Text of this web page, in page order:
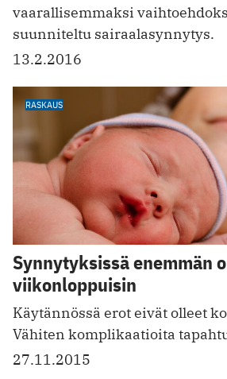
vaarallisemmaksi
suunniteltu sairaalasynnytys.
13.2.2016
RASKAUS
Synnytyksissä enemmän
viikonloppuisin
Käytännössä erot eivät olleet
Vähiten komplikaatioita
27.11.2015